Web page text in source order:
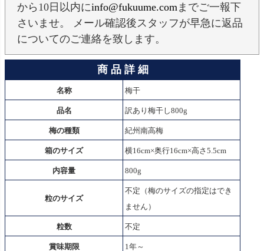
から10日以内にinfo@fukuume.com までご一報下
さいませ。 メール確認後スタッフが早急に返品
についてのご連絡を致します。
商 品 詳 細
名称 梅干
品名 訳あり梅干し800g
梅の種類 紀州南高梅
箱のサイズ 横16cm×奥行16cm×高さ5.5cm
内容量 800g
粒のサイズ
不定（梅のサイズの指定はでき
ません）
粒数 不定
賞味期限 1年～